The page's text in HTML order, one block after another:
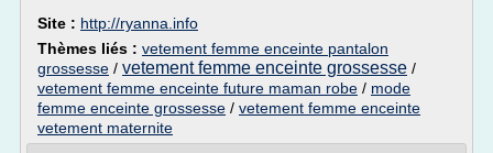
Site : http://ryanna.info
Thèmes liés : vetement femme enceinte pantalon
grossesse / vetement femme enceinte grossesse /
vetement femme enceinte future maman robe / mode
femme enceinte grossesse / vetement femme enceinte
vetement maternite